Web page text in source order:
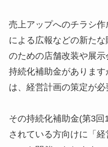
売上アップへのチラシ
による広報などの新た
のための店舗改装や展
持続化補助金がありま
は、経営計画の策定が必
その持続化補助金(第3
されている方向けに「